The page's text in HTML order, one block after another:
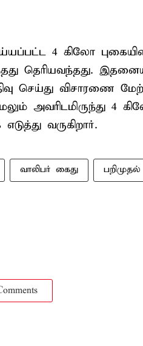
4 கிலோ
தெரியவந்தது.
செய்து விசாரணை
அவரிடமிருந்து 4
வருகிறார்.
வாலிபர் கைது பறிமுதல்